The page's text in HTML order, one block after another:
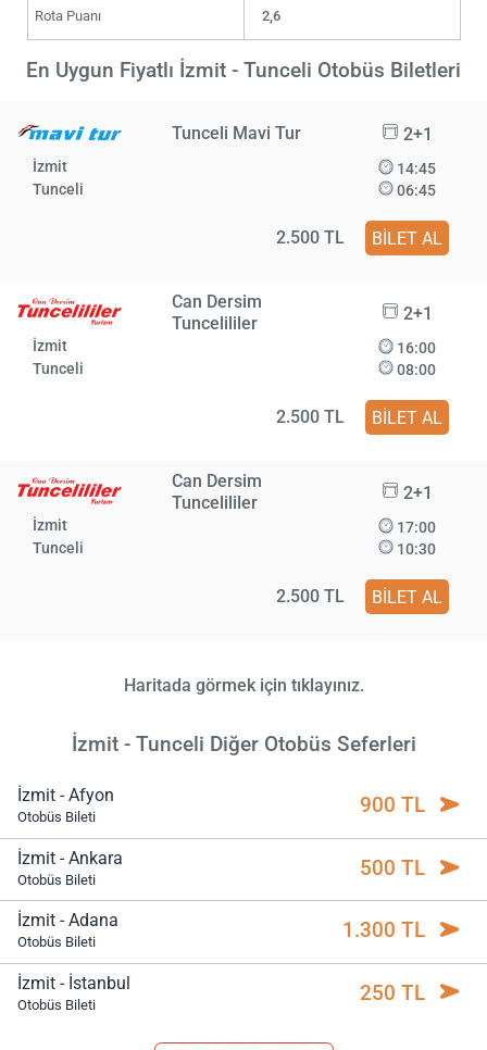
Rota Puanı 2,6
En Uygun Fiyatlı İzmit - Tunceli Otobüs Biletleri
Tunceli Mavi Tur 2+1
İzmit
Tunceli
14:45
06:45
2.500 TL BİLET AL
Can Dersim
Tuncelililer
2+1
İzmit
Tunceli
16:00
08:00
2.500 TL BİLET AL
Can Dersim
Tuncelililer
2+1
İzmit
Tunceli
17:00
10:30
2.500 TL BİLET AL
Haritada görmek için tıklayınız.
İzmit - Tunceli Diğer Otobüs Seferleri
İzmit - Afyon
Otobüs Bileti 900 TL
İzmit - Ankara
Otobüs Bileti 500 TL
İzmit - Adana
Otobüs Bileti 1.300 TL
İzmit - İstanbul
Otobüs Bileti 250 TL